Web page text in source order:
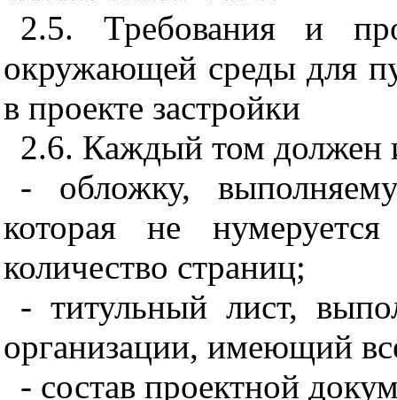
2.5. Требования и
окружающей среды для
в проекте застройки
2.6. Каждый том должен
- обложку,
которая не
количество страниц;
- титульный лист,
организации, имеющий
- состав проектной